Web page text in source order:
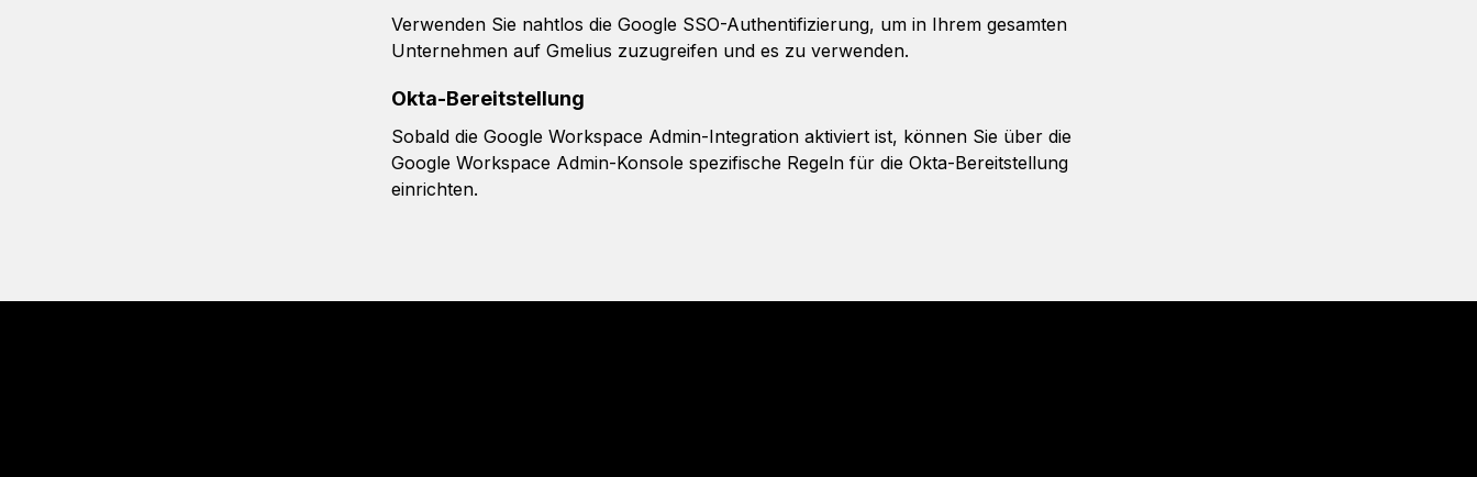
Verwenden Sie nahtlos die Google SSO-Authentifizierung, um in Ihrem gesamten
Unternehmen auf Gmelius zuzugreifen und es zu verwenden.
Okta-Bereitstellung
Sobald die Google Workspace Admin-Integration aktiviert ist, können Sie über die
Google Workspace Admin-Konsole spezifische Regeln für die Okta-Bereitstellung
einrichten.